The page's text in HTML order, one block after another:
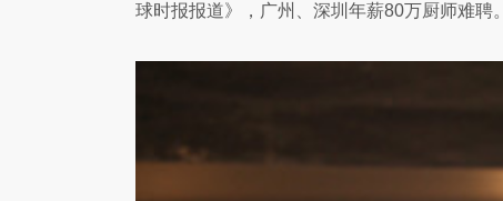
球时报报道》，广州、深圳年薪80万厨师难聘。